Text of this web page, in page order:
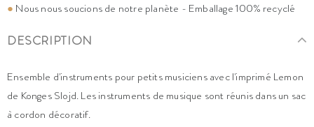
● Nous nous soucions de notre planète - Emballage 100% recyclé
DESCRIPTION
Ensemble d'instruments pour petits musiciens avec l'imprimé Lemon
de Konges Slojd. Les instruments de musique sont réunis dans un sac
à cordon décoratif.